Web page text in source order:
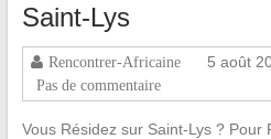
Saint-Lys
Rencontrer-Africaine 5 août
Pas de commentaire
Vous Résidez sur Saint-Lys ? Pour